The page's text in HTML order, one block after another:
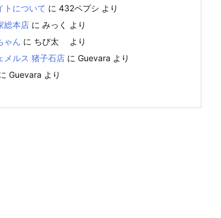
トについて に 432ペプシ より
総本店 に みっく
より
ゃん に ちび太
より
メルス 猪子石店 に Guevara より
Guevara より